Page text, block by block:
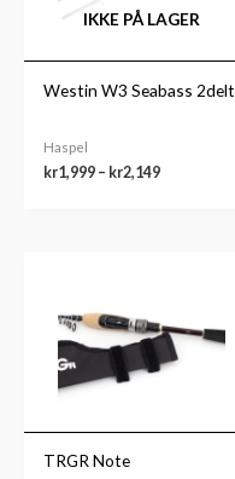
IKKE PÅ LAGER
Westin W3 Seabass 2delt
Haspel
kr1,999 – kr2,149
TRGR Note